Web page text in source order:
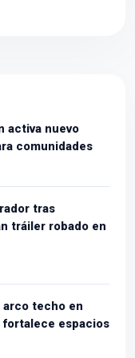
activa nuevo
comunidades
tras
tráiler robado en
arco techo en
fortalece espacios